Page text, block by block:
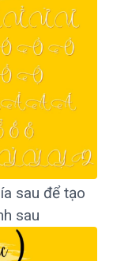
sau để tạo
sau